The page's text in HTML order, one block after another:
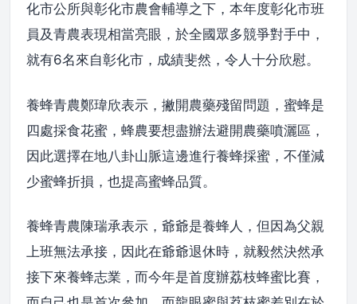
化市公所與彰化市農會輔導之下，本年度彰化市班
員及青農表現相當亮眼，於全國眾多競爭對手中，
就有6名來自彰化市，成績斐然，令人十分欣慰。
養蜂青農鄭瑋欣表示，撇開農藥殘留問題，蜜蜂是
四處採食花蜜，蜂農要想盡辦法避開農藥噴灑區，
因此選擇在地八卦山脈這邊進行養蜂採蜜，不僅減
少蜜蜂折損，也提高蜜蜂品質。
養蜂青農陳瑞承表示，爺爺是養蜂人，但因為父親
上班無法承接，因此在爺爺退休時，就毅然決然承
接下來養蜂志業，而今年是首度辦荔枝蜂蜜比賽，